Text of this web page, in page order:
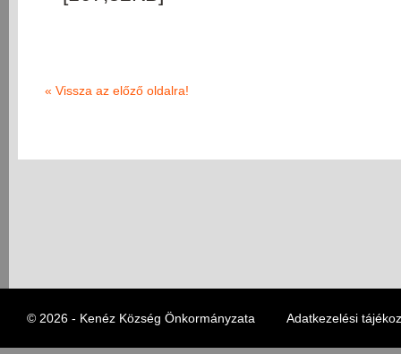
« Vissza az előző oldalra!
© 2026 - Kenéz Község Önkormányzata Adatkezelési